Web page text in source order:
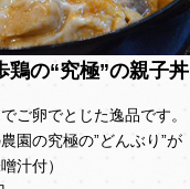
鶏の“究極”の親子丼
ご卵でとじた逸品です。
園の究極の”どんぶり”が
汁付）